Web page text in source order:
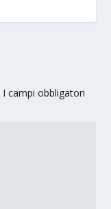
I campi obbligatori